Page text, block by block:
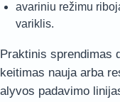
avariniu režimu
variklis.
Praktinis sprendimas
keitimas nauja arba
alyvos padavimo